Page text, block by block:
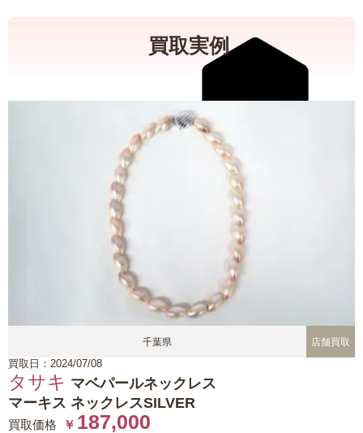
買取実例
千葉県 店舗買取
買取日：2024/07/08
タサキ マベパールネックレス
マーキス ネックレスSILVER
買取価格 ￥ 187,000